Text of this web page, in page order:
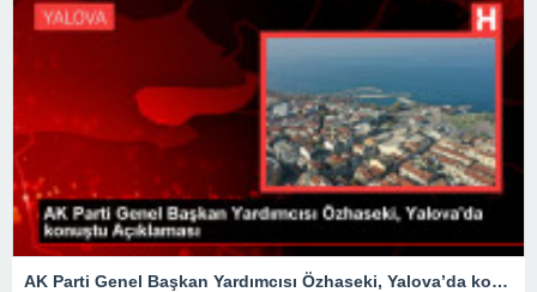
AK Parti Genel Başkan Yardımcısı Özhaseki, Yalova’da konuştu Açıklaması